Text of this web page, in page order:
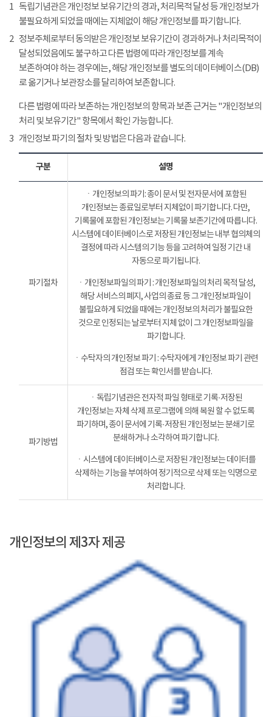
1 독립기념관은 개인정보 보유기간의 경과, 처리목적 달성 등 개인정보가
불필요하게 되었을 때에는 지체없이 해당 개인정보를 파기합니다.
2 정보주체로부터 동의받은 개인정보 보유기간이 경과하거나 처리목적이
달성되었음에도 불구하고 다른 법령에 따라 개인정보를 계속
보존하여야 하는 경우에는, 해당 개인정보를 별도의 데이터베이스(DB)
로 옮기거나 보관장소를 달리하여 보존합니다.
다른 법령에 따라 보존하는 개인정보의 항목과 보존 근거는 "개인정보의
처리 및 보유기간" 항목에서 확인 가능합니다.
3 개인정보 파기의 절차 및 방법은 다음과 같습니다.
구분 설명
파기절차
ㆍ개인정보의 파기: 종이 문서 및 전자문서에 포함된
개인정보는 종료일로부터 지체없이 파기합니다. 다만,
기록물에 포함된 개인정보는 기록물 보존기간에 따릅니다.
시스템에 데이터베이스로 저장된 개인정보는 내부 협의체의
결정에 따라 시스템의 기능 등을 고려하여 일정 기간 내
자동으로 파기됩니다.
ㆍ개인정보파일의 파기 : 개인정보파일의 처리 목적 달성,
해당 서비스의 폐지, 사업의 종료 등 그 개인정보파일이
불필요하게 되었을 때에는 개인정보의 처리가 불필요한
것으로 인정되는 날로부터 지체 없이 그 개인정보파일을
파기합니다.
ㆍ수탁자의 개인정보 파기 : 수탁자에게 개인정보 파기 관련
점검 또는 확인서를 받습니다.
파기방법
ㆍ독립기념관은 전자적 파일 형태로 기록·저장된
개인정보는 자체 삭제 프로그램에 의해 복원 할 수 없도록
파기하며, 종이 문서에 기록·저장된 개인정보는 분쇄기로
분쇄하거나 소각하여 파기합니다.
ㆍ시스템에 데이터베이스로 저장된 개인정보는 데이터를
삭제하는 기능을 부여하여 정기적으로 삭제 또는 익명으로
처리합니다.
개인정보의 제3자 제공